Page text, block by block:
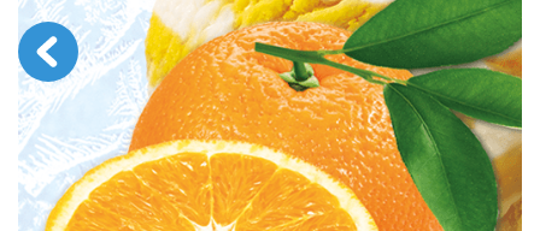
ПРЕС-ЦЕНТР
ХОРЕКА
Тендерні закупівлі
Контакти
Вакансії